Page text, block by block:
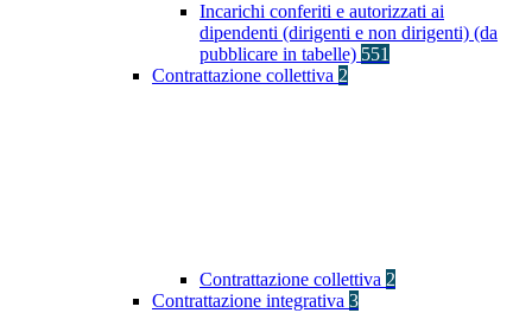
Incarichi conferiti e autorizzati ai
dipendenti (dirigenti e non dirigenti) (da
pubblicare in tabelle) 551
Contrattazione collettiva 2
Contrattazione collettiva 2
Contrattazione integrativa 3